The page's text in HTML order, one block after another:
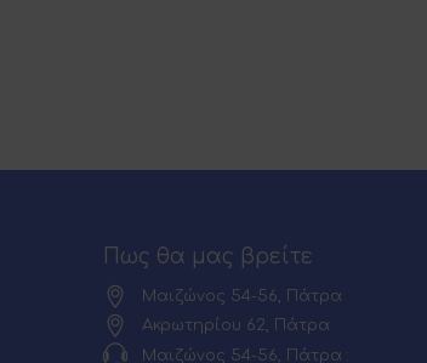
Πως θα μας βρείτε
Μαιζώνος 54-56, Πάτρα
Ακρωτηρίου 62, Πάτρα
Μαιζώνος 54-56, Πάτρα :